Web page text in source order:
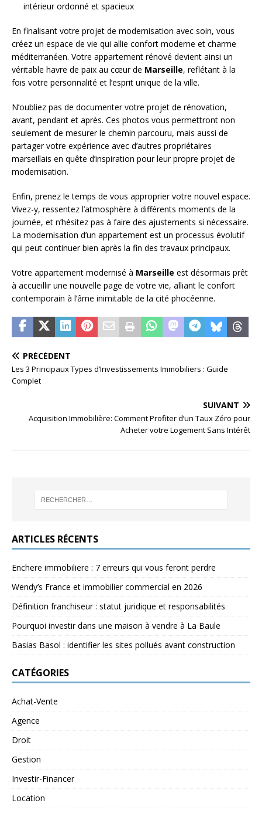
intérieur ordonné et spacieux
En finalisant votre projet de modernisation avec soin, vous
créez un espace de vie qui allie confort moderne et charme
méditerranéen. Votre appartement rénové devient ainsi un
véritable havre de paix au cœur de Marseille, reflétant à la
fois votre personnalité et l’esprit unique de la ville.
N’oubliez pas de documenter votre projet de rénovation,
avant, pendant et après. Ces photos vous permettront non
seulement de mesurer le chemin parcouru, mais aussi de
partager votre expérience avec d’autres propriétaires
marseillais en quête d’inspiration pour leur propre projet de
modernisation.
Enfin, prenez le temps de vous approprier votre nouvel espace.
Vivez-y, ressentez l’atmosphère à différents moments de la
journée, et n’hésitez pas à faire des ajustements si nécessaire.
La modernisation d’un appartement est un processus évolutif
qui peut continuer bien après la fin des travaux principaux.
Votre appartement modernisé à Marseille est désormais prêt
à accueillir une nouvelle page de votre vie, alliant le confort
contemporain à l’âme inimitable de la cité phocéenne.
PRÉCÉDENT
Les 3 Principaux Types d’Investissements Immobiliers : Guide
Complet
SUIVANT
Acquisition Immobilière: Comment Profiter d’un Taux Zéro pour
Acheter votre Logement Sans Intérêt
ARTICLES RÉCENTS
Enchere immobiliere : 7 erreurs qui vous feront perdre
Wendy’s France et immobilier commercial en 2026
Définition franchiseur : statut juridique et responsabilités
Pourquoi investir dans une maison à vendre à La Baule
Basias Basol : identifier les sites pollués avant construction
CATÉGORIES
Achat-Vente
Agence
Droit
Gestion
Investir-Financer
Location